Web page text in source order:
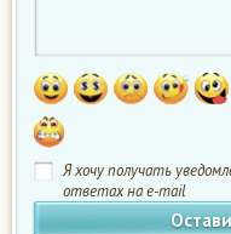
Я хочу получать
ответах на e-mail